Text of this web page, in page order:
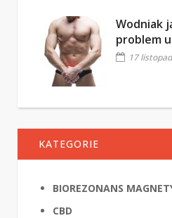
Wodniak
problem
17
KATEGORIE
BIOREZONANS
CBD